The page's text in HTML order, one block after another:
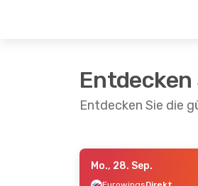
Entdecken
Entdecken Sie die
- Mo., 14. Sep.
Mo., 28. Sep.